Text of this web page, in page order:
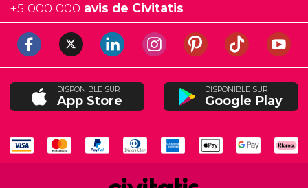
+5 000 000 avis de Civitatis
DISPONIBLE SUR
App Store
DISPONIBLE SUR
Google Play